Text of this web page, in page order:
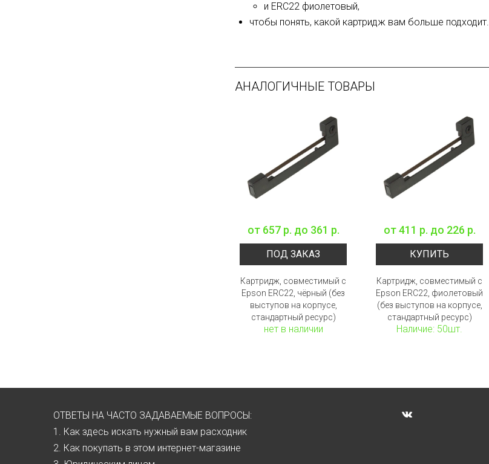
и ERC22 фиолетовый,
чтобы понять, какой картридж вам больше подходит.
АНАЛОГИЧНЫЕ ТОВАРЫ
от 657 р. до 361 р.
ПОД ЗАКАЗ
Картридж, совместимый с
Epson ERC22, чёрный (без
выступов на корпусе,
стандартный ресурс)
нет в наличии
от411 р. до 226 р.
КУПИТЬ
Картридж, совместимый с
Epson ERC22, фиолетовый
(без выступов на корпусе,
стандартный ресурс)
Наличие: 50шт.
ОТВЕТЫ НА ЧАСТО ЗАДАВАЕМЫЕ ВОПРОСЫ:
1. Как здесь искать нужный вам расходник
2. Как покупать в этом интернет-магазине